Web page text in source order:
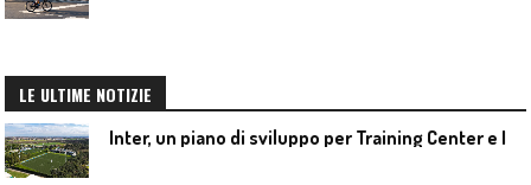
LE ULTIME NOTIZIE